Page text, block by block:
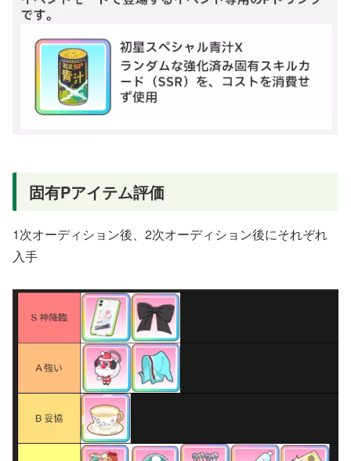
固有Pアイテム評価
1次オーディション後、2次オーディション後にそれぞれ
入手